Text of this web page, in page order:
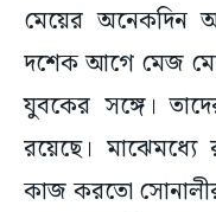
মেয়ের অনেকদিন
দশেক আগে মেজ
যুবকের সঙ্গে।
রয়েছে। মাঝেমধ্যে
কাজ করতো